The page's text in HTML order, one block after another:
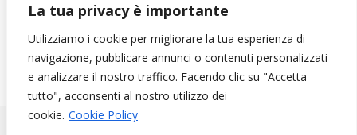
La tua privacy è importante
Utilizziamo i cookie per migliorare la tua esperienza di
navigazione, pubblicare annunci o contenuti personalizzati
e analizzare il nostro traffico. Facendo clic su "Accetta
tutto", acconsenti al nostro utilizzo dei
cookie. Cookie Policy
psicofisico di tutti coloro che hanno un problema
cardiologico e di aiutare il progresso delle strutture
Diventa Socio e sostieni l'Associazione